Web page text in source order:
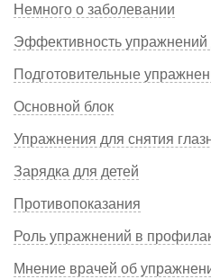
Немного о заболевании
Эффективность упражнений
Подготовительные
Основной блок
Упражнения для снятия
Зарядка для детей
Противопоказания
Роль упражнений в
Мнение врачей об